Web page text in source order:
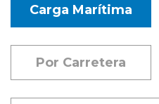
Carga Marítima
Por Carretera